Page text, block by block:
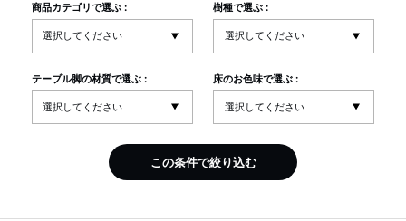
商品カテゴリで選ぶ : 樹種で選ぶ :
テーブル脚の材質で選ぶ : 床のお色味で選ぶ :
この条件で絞り込む